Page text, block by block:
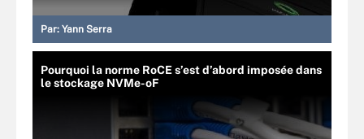
Par: Yann Serra
Pourquoi la norme RoCE s’est d’abord imposée dans
le stockage NVMe-oF